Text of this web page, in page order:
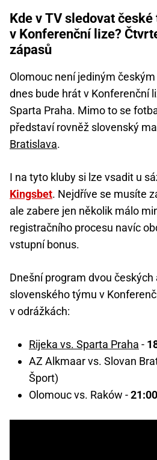
Kde v TV sledovat české
v Konferenční lize?
zápasů
Olomouc není jediným
dnes bude hrát v Konferenční
Sparta Praha. Mimo to se
představí rovněž slovenský
Bratislava.
I na tyto kluby si lze vsadit u
Kingsbet. Nejdříve se musíte
ale zabere jen několik málo
registračního procesu navíc
vstupní bonus.
Dnešní program dvou českých
slovenského týmu v
v odrážkách:
Rijeka vs. Sparta Praha -
AZ Alkmaar vs. Slovan
Šport)
Olomouc vs. Raków -21:00